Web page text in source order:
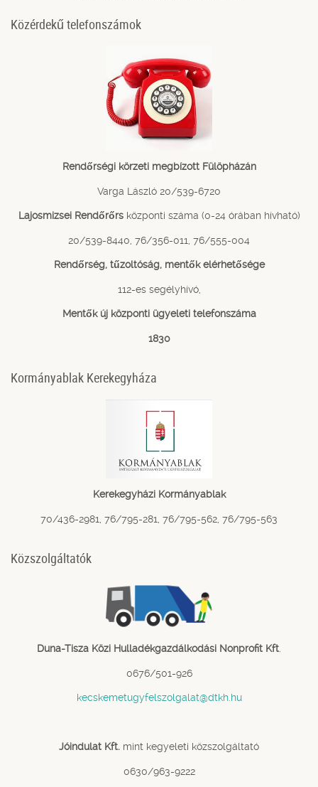
Közérdekű telefonszámok
Rendőrségi körzeti megbízott Fülöpházán
Varga László 20/539-6720
Lajosmizsei Rendőrőrsközponti száma (0-24 órában hívható)
20/539-8440, 76/356-011, 76/555-004
Rendőrség, tűzoltóság, mentők elérhetősége
112-es segélyhívó,
Mentők új központi ügyeleti telefonszáma
1830
Kormányablak Kerekegyháza
Kerekegyházi Kormányablak
70/436-2981, 76/795-281, 76/795-562, 76/795-563
Közszolgáltatók
Duna-Tisza Közi Hulladékgazdálkodási Nonprofit Kft.
0676/501-926
kecskemetugyfelszolgalat@dtkh.hu
Jóindulat Kft. mint kegyeleti közszolgáltató
0630/963-9222